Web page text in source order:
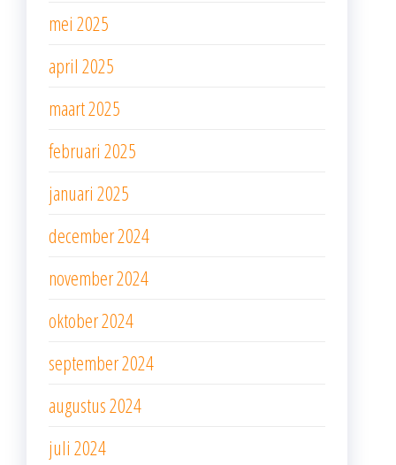
mei 2025
april 2025
maart 2025
februari 2025
januari 2025
december 2024
november 2024
oktober 2024
september 2024
augustus 2024
juli 2024